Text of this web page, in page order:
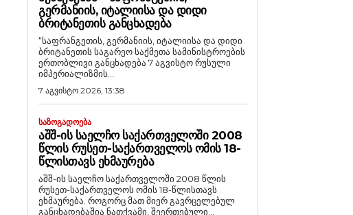
ᲒᲔᲠᲛᲐᲜᲘᲘᲡ, ᲘᲢᲐᲚᲘᲘᲡᲐ ᲓᲐ ᲓᲘᲓᲘ
ᲑᲠᲘᲢᲐᲜᲔᲗᲘᲡ ᲒᲐᲜᲪᲮᲐᲓᲔᲑᲐ
“საფრანგეთის, გერმანიის, იტალიისა და დიდი
ბრიტანეთის საგარეო საქმეთა სამინისტროების
ერთობლივი განცხადება 7 აგვისტო რუსული
იმპერიალიზმის...
7 აგვისტო 2026, 13:38
ᲡᲐᲖᲝᲒᲐᲓᲝᲔᲑᲐ
ᲐᲨᲨ-ᲘᲡ ᲡᲐᲔᲚᲩᲝ ᲡᲐᲥᲐᲠᲗᲕᲔᲚᲝᲨᲘ 2008
ᲬᲚᲘᲡ ᲠᲣᲡᲔᲗ-ᲡᲐᲥᲐᲠᲗᲕᲔᲚᲝᲡ ᲝᲛᲘᲡ 18-
ᲬᲚᲘᲡᲗᲐᲕᲡ ᲔᲮᲛᲐᲣᲠᲔᲑᲐ
აშშ-ის საელჩო საქართველოში 2008 წლის
რუსეთ-საქართველოს ომის 18-წლისთავს
ეხმაურება. როგორც მათ მიერ გავრცელებულ
განცხადებაშია ნათქვამი, შეერთებული...